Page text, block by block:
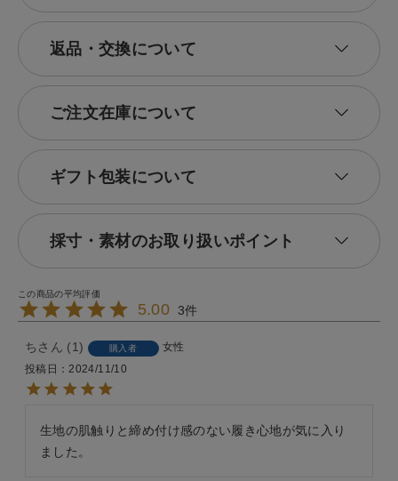
返品・交換について
ご注文在庫について
ギフト包装について
採寸・素材のお取り扱いポイント
5.00 3
ち 1 購入者
女性
投稿日
2024/11/10
生地の肌触りと締め付け感のない履き心地が気に入り
ました。